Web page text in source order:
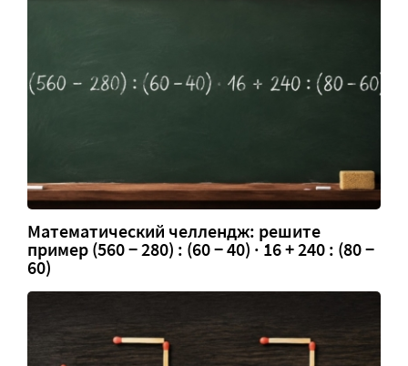
Математический челлендж: решите
пример (560 − 280) : (60 − 40) · 16 + 240 : (80 −
60)